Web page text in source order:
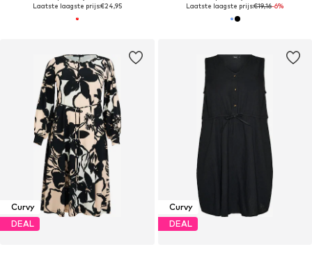
Laatste laagste prijs:€24,95
Laatste laagste prijs:€19,16-6%
Curvy
DEAL
Curvy
DEAL